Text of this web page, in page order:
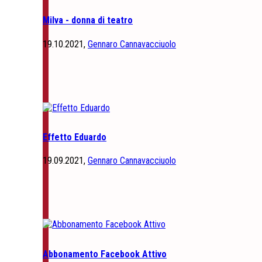
Milva - donna di teatro
19.10.2021, Gennaro Cannavacciuolo
Effetto Eduardo
19.09.2021, Gennaro Cannavacciuolo
Abbonamento Facebook Attivo